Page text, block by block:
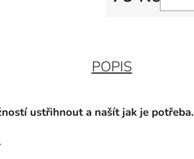
Měrná cena:
POPIS
ustřihnout a našít jak je potřeba.